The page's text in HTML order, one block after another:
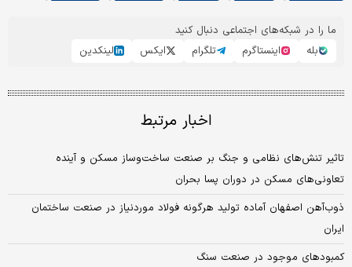
ما را در شبکه‌های اجتماعی دنبال کنید
بله
اینستاگرم تلگرام ایکس لینکدین
اخبار مرتبط
تاثیر تنش‌های نظامی و جنگ بر صنعت ساخت‌وساز مسکن و آینده
تعاونی‌های مسکن در دوران پسا بحران
ذوب‌آهن اصفهان آماده تولید هرگونه فولاد موردنیاز در صنعت ساختمان
ایران
کمبودهای موجود در صنعت سنگ